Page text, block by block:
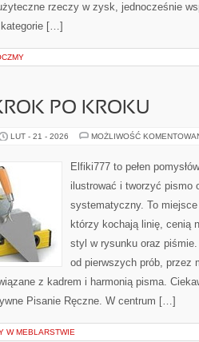
rzeczy w zysk, jednocześnie
[…]
PO KROKU
LUT - 21 - 2026 MOŻLIWOŚĆ
Elfiki777 to pełen
ilustrować i tworzyć pismo
systematyczny. To
którzy kochają linię, cenią
styl w rysunku oraz
od pierwszych prób, przez
z kadrem i harmonią pisma.
Pisanie Ręczne. W centrum […]
W MEBLARSTWIE